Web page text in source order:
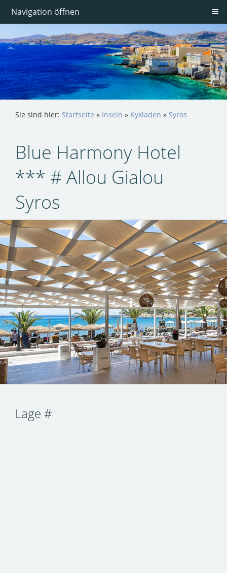
Navigation öffnen
Sie sind hier: Startseite » Inseln » Kykladen » Syros
Blue Harmony Hotel
*** # Allou Gialou
Syros
Lage #